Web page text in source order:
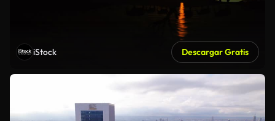
iStock Descargar Gratis